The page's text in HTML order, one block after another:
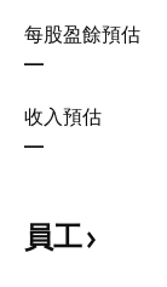
每股盈餘預估
—
收入預估
—
員工